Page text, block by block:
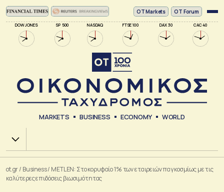
DOW JONES SP 500 NASDAQ FTSE 100 DAX 30 CAC 40
ΟΤ Markets OT Forum
MARKETS BUSINESS ECONOMY WORLD
Χ.Α.
ot.gr/ Business/ METLEN: Στο κορυφαίο 1% των εταιρειών παγκοσμίως με τις
καλύτερες επιδόσεις βιωσιμότητας